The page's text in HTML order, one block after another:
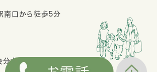
南口から徒歩5分
山眼科医院